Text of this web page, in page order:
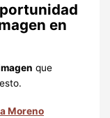
en
que
Moreno